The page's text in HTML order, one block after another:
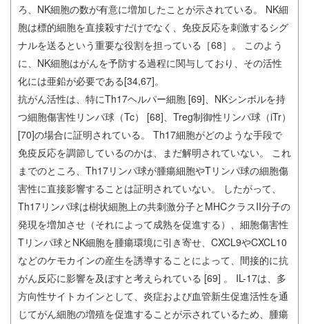
ろ、NK細胞の数が有意に増加したことが示されている。 NK細
胞は標的細胞を直接殺すだけでなく、免疫反応を刺激するシグ
ナルを送るという重要な役割を担っている［68］。 このよう
に、NK細胞はがんを予防する過程に関与しており、その活性
化には亜鉛が必要である[34,67]。
抗がん活性は、特にTh17ヘルパー細胞 [69]、NKシンボルを持
つ細胞傷害性リンパ球（Tc） [68]、Treg制御性リンパ球（iTr）
[70]の場合に証明されている。 Th17細胞がどのような手段で
免疫反応を調節しているのかは、まだ解明されていない。 これ
までのところ、Th17リンパ球が腫瘍細胞やTリンパ球の細胞傷
害性に直接影響することは証明されていない。 したがって、
Th17リンパ球は樹状細胞上の共刺激分子とMHCクラスII分子の
発現を増加させ（それによって成熟を促進する）、細胞傷害性
Tリンパ球とNK細胞を腫瘍環境に引き寄せ、CXCL9やCXCL10
などのケモカインの産生を誘導することによって、間接的に抗
がん反応に影響を及ぼすと考えられている [69] 。 IL-17は、多
方向性サイトカインとして、炎症および血管新生促進活性を通
じてがん細胞の増殖を促進することが示されているため、腫瘍